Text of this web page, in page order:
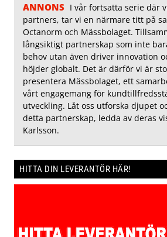
ANNONS I vår fortsatta serie där
partners, tar vi en närmare titt på
Octanorm och Mässbolaget.
långsiktigt partnerskap som inte
behov utan även driver innovation
höjder globalt. Det är därför vi är
presentera Mässbolaget, ett
vårt engagemang för
utveckling. Låt oss utforska djupet
detta partnerskap, ledda av deras
Karlsson.
HITTA DIN LEVERANTÖR HÄR!